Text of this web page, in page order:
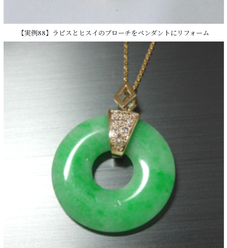
【実例88】ラピスとヒスイのブローチをペンダントにリフォーム